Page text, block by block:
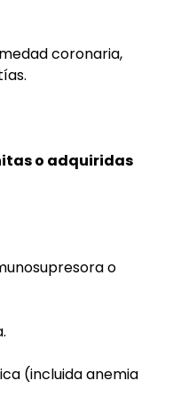
coronaria,
o adquiridas
o
(incluida anemia